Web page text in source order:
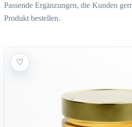
Passende Ergänzungen, die Kunden
Produkt bestellen.
♡